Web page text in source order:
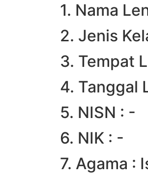
1. Nama
2. Jenis
3. Tempat
4. Tanggal
5. NISN : -
6. NIK : -
7. Agama :